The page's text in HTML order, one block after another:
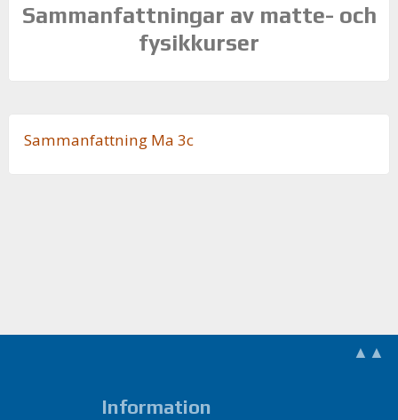
Sammanfattningar av matte- och
fysikkurser
Sam­man­fatt­ning Ma 3c
▲▲
Information